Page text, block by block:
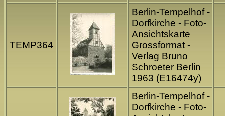
TEMP364
Berlin-Tempelhof -
Dorfkirche - Foto-
Ansichtskarte
Grossformat -
Verlag Bruno
Schroeter Berlin
1963 (E16474y)
Berlin-Tempelhof -
Dorfkirche - Foto-